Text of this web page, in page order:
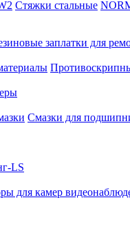
Стяжки стальные
заплатки для
Смазки для
LS
для камер